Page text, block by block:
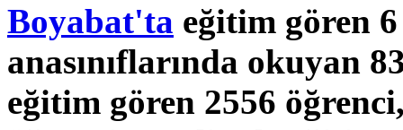
Boyabat'ta eğitim gören
anasınıflarında okuyan
eğitim gören 2556